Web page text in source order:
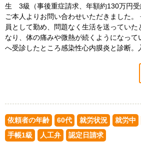
生 3級（事後重症請求、年額約130万円
ご本人よりお問い合わせいただきました
員として勤め、問題なく生活を送っていた
なり、体の痛みや微熱が続くようになっ
へ受診したところ感染性心内膜炎と診断。
依頼者の年齢 60代 就労状況 就労中
手帳1級
人工弁 認定日請求